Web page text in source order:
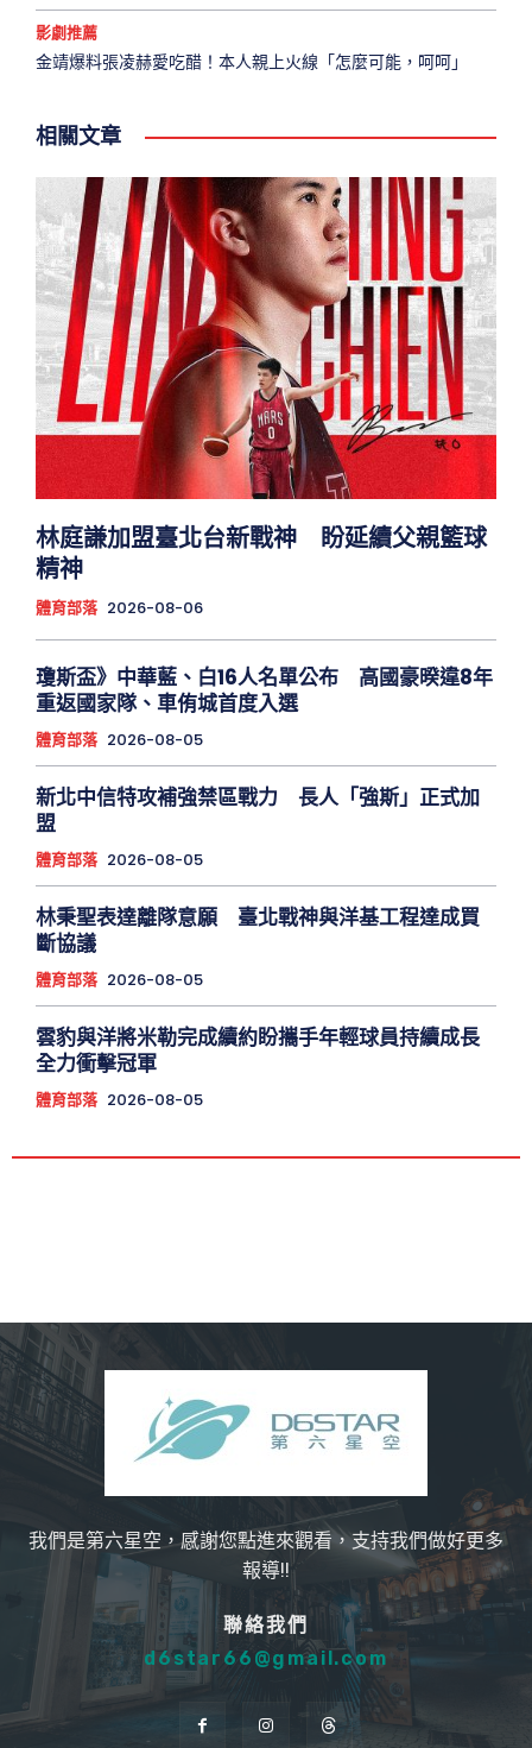
影劇推薦
金靖爆料張凌赫愛吃醋！本人親上火線「怎麼可能，呵呵」
相關文章
林庭謙加盟臺北台新戰神 盼延續父親籃球
精神
體育部落 2026-08-06
瓊斯盃》中華藍、白16人名單公布 高國豪暌違8年
重返國家隊、車侑城首度入選
體育部落 2026-08-05
新北中信特攻補強禁區戰力 長人「強斯」正式加
盟
體育部落 2026-08-05
林秉聖表達離隊意願 臺北戰神與洋基工程達成買
斷協議
體育部落 2026-08-05
雲豹與洋將米勒完成續約盼攜手年輕球員持續成長
全力衝擊冠軍
體育部落 2026-08-05
我們是第六星空，感謝您點進來觀看，支持我們做好更多
報導!!
聯絡我們
d6star66@gmail.com